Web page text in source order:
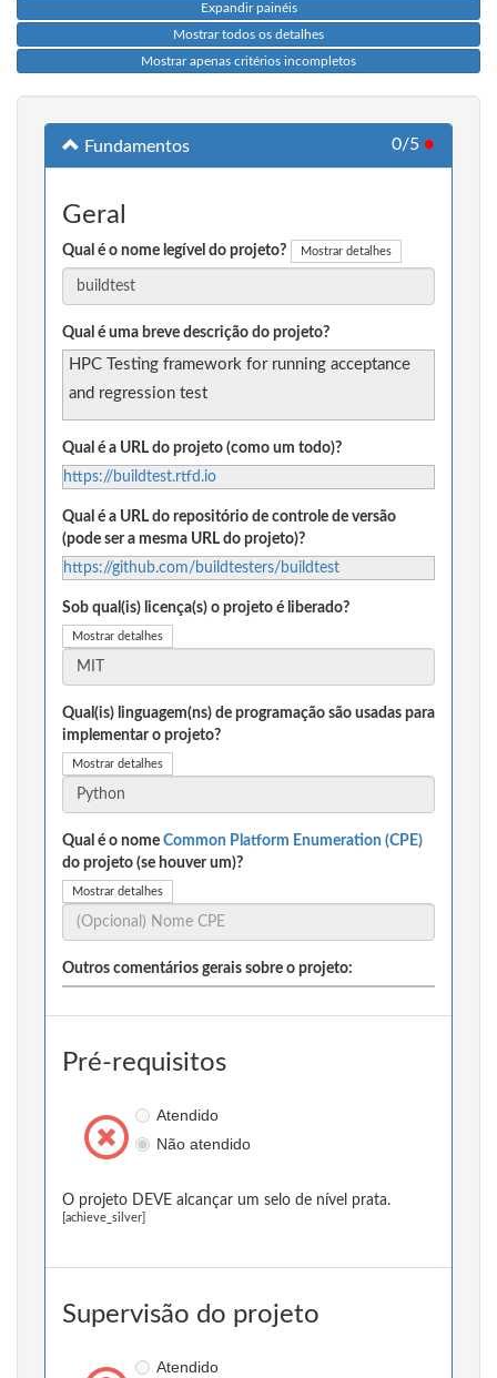
Expandir painéis
Mostrar todos os detalhes
Mostrar apenas critérios incompletos
Fundamentos 0/5 ●
Geral
Qual é o nome legível do projeto? Mostrar detalhes
Qual é uma breve descrição do projeto?
HPC Testing framework for running acceptance
and regression test
Qual é a URL do projeto (como um todo)?
https://buildtest.rtfd.io
Qual é a URL do repositório de controle de versão
(pode ser a mesma URL do projeto)?
https://github.com/buildtesters/buildtest
Sob qual(is) licença(s) o projeto é liberado?
Mostrar detalhes
Qual(is) linguagem(ns) de programação são usadas para
implementar o projeto?
Mostrar detalhes
Qual é o nome Common Platform Enumeration (CPE)
do projeto (se houver um)?
Mostrar detalhes
Outros comentários gerais sobre o projeto:
Pré-requisitos
Atendido
Não atendido
O projeto DEVE alcançar um selo de nível prata.
[achieve_silver]
Supervisão do projeto
Atendido